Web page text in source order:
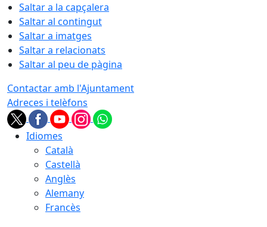
Saltar a la capçalera
Saltar al contingut
Saltar a imatges
Saltar a relacionats
Saltar al peu de pàgina
Contactar amb l'Ajuntament
Adreces i telèfons
Idiomes
Català
Castellà
Anglès
Alemany
Francès